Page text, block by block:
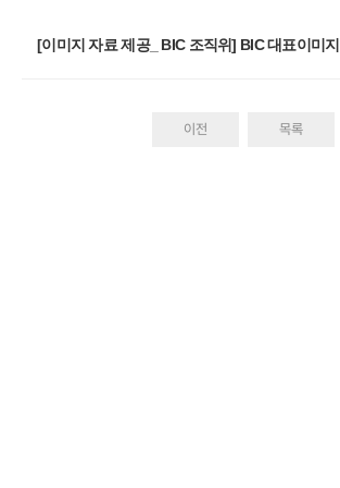
[이미지 자료 제공_ BIC 조직위] BIC 대표이미지
이전 목록